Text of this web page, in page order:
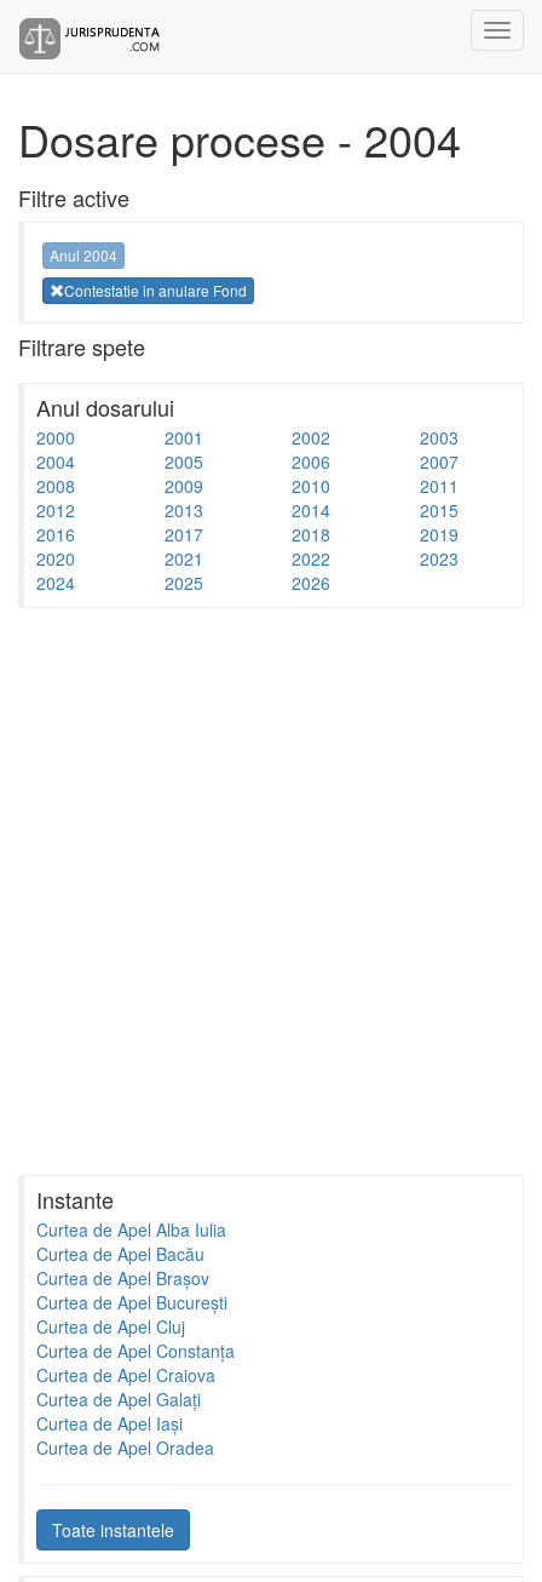
Dosare procese - 2004
Filtre active
Anul 2004
Contestatie in anulare Fond
Filtrare spete
Anul dosarului
2000 2001 2002
2003
2004
2005 2006
2007
2008
2009 2010
2011
2012
2013 2014
2015
2016
2017 2018
2019
2020
2021 2022
2023
2024
2025 2026
Instante
Curtea de Apel Alba Iulia
Curtea de Apel Bacău
Curtea de Apel Brașov
Curtea de Apel București
Curtea de Apel Cluj
Curtea de Apel Constanța
Curtea de Apel Craiova
Curtea de Apel Galați
Curtea de Apel Iași
Curtea de Apel Oradea
Toate instantele